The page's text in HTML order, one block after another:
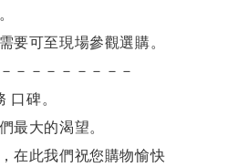
要可至現場參觀選購。
－－－－－－－－
口碑。
最大的渴望。
在此我們祝您購物愉快